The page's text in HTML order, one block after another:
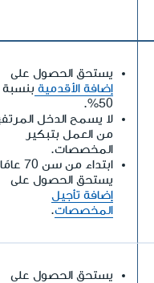
يستحق الحصول على
إضافة الأقدمية بنسبة
50%.
لا يسمح الدخل
من العمل بتبكير
المخصصات.
ابتداء من سن 70
يستحق الحصول على
إضافة تأجيل
المخصصات.
يستحق الحصول على